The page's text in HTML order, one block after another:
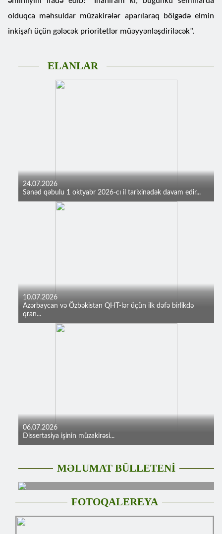
olduqca məhsuldar müzakirələr aparılaraq bölgədə elmin
inkişafı üçün gələcək prioritetlər müəyyənləşdiriləcək”.
ELANLAR
24.07.2026
Sənəd qəbulu 1 oktyabr 2026-cı il tarixinədək davam edir...
10.07.2026
Azərbaycan və Özbəkistan QHT-lər üçün ilk dəfə birlikdə
qran...
06.07.2026
Dissertasiya işinin müzakirəsi...
MƏLUMAT BÜLLETENİ
FOTOQALEREYA